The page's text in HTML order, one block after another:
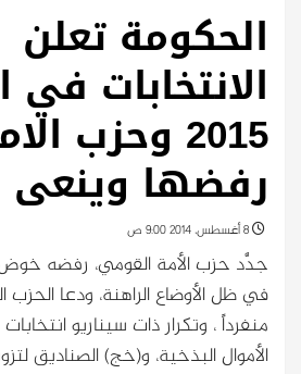
الحكومة تعلن
الانتخابات في
2015 وحزب
رفضها وينعى
جدَّد حزب الأمة القومي، رفضه خوض
في ظل الأوضاع الراهنة، ودعا الحزب
الأموال البذخية، و(خج) الصناديق